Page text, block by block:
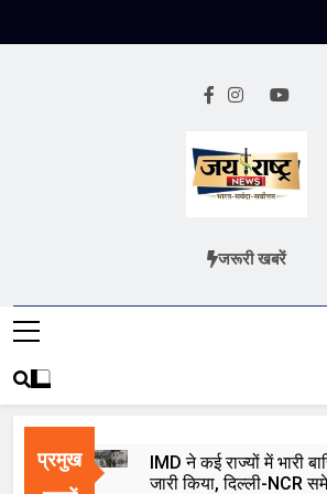
Jai
हिंदी समाचार
जरूरी खबरें
प्रमुख
IMD ने कई राज्यों में भारी
जारी किया, दिल्ली-NCR